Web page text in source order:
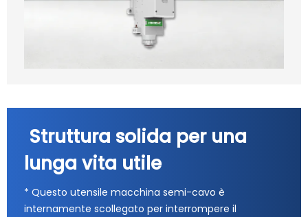
Struttura solida per una
lunga vita utile
* Questo utensile macchina semi-cavo è
internamente scollegato per interrompere il